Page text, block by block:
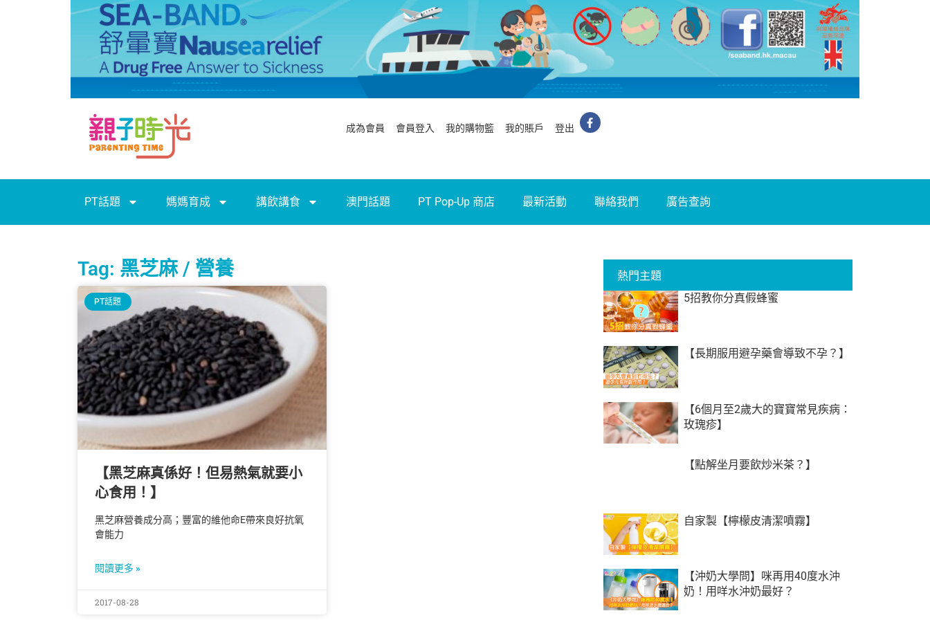
成為會員 會員登入 我的購物籃 我的賬戶 登出
PT話題 媽媽育成 講飲講食 澳門話題 PT Pop-Up 商店 最新活動 聯絡我們 廣告查詢
Tag: 黑芝麻 / 營養
PT話題
【黑芝麻真係好！但易熱氣就要小
心食用！】
黑芝麻營養成分高；豐富的維他命E帶來良好抗氧
會能力
閱讀更多 »
2017-08-28
熱門主題
5招教你分真假蜂蜜
【長期服用避孕藥會導致不孕？】
【6個月至2歲大的寶寶常見疾病：
玫瑰疹】
【點解坐月要飲炒米茶？】
自家製【檸檬皮清潔噴霧】
【沖奶大學問】咪再用40度水沖
奶！用咩水沖奶最好？